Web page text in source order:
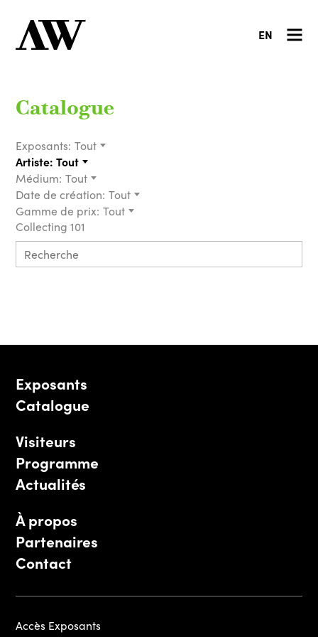
EN
Catalogue
Exposants: Tout
Artiste: Tout
Médium: Tout
Date de création: Tout
Gamme de prix: Tout
Collecting 101
Exposants
Catalogue
Visiteurs
Programme
Actualités
À propos
Partenaires
Contact
Accès Exposants